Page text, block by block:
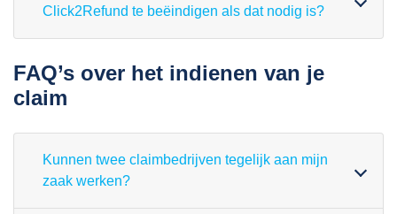
Click2Refund te beëindigen als dat nodig is?
FAQ’s over het indienen van je
claim
Kunnen twee claimbedrijven tegelijk aan mijn
zaak werken?